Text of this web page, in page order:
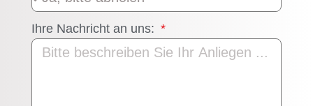
Ihre Nachricht an uns: